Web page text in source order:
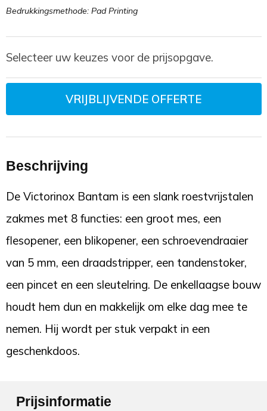
Bedrukkingsmethode: Pad Printing
Selecteer uw keuzes voor de prijsopgave.
VRIJBLIJVENDE OFFERTE
Beschrijving
De Victorinox Bantam is een slank roestvrijstalen
zakmes met 8 functies: een groot mes, een
flesopener, een blikopener, een schroevendraaier
van 5 mm, een draadstripper, een tandenstoker,
een pincet en een sleutelring. De enkellaagse bouw
houdt hem dun en makkelijk om elke dag mee te
nemen. Hij wordt per stuk verpakt in een
geschenkdoos.
Prijsinformatie